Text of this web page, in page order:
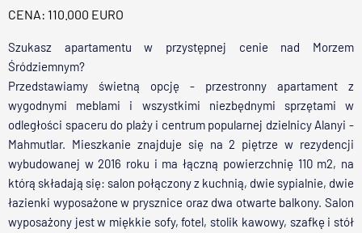
CENA: 110.000 EURO
Szukasz apartamentu w przystępnej cenie nad Morzem
Śródziemnym?
Przedstawiamy świetną opcję - przestronny apartament z
wygodnymi meblami i wszystkimi niezbędnymi sprzętami w
odległości spaceru do plaży i centrum popularnej dzielnicy Alanyi -
Mahmutlar. Mieszkanie znajduje się na 2 piętrze w rezydencji
wybudowanej w 2016 roku i ma łączną powierzchnię 110 m2, na
którą składają się: salon połączony z kuchnią, dwie sypialnie, dwie
łazienki wyposażone w prysznice oraz dwa otwarte balkony. Salon
wyposażony jest w miękkie sofy, fotel, stolik kawowy, szafkę i stół